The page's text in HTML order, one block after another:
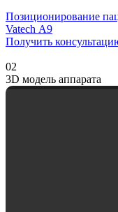
Позиционирование
Vatech А9
Получить
02
3D модель аппарата